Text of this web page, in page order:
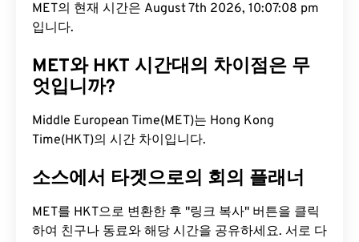
MET의 현재 시간은 August 7th 2026, 10:07:09 pm
입니다.
MET와 HKT 시간대의 차이점은 무
엇입니까?
Middle European Time(MET)는 Hong Kong
Time(HKT)의 시간 차이입니다.
소스에서 타겟으로의 회의 플래너
MET를 HKT으로 변환한 후 "링크 복사" 버튼을 클릭
하여 친구나 동료와 해당 시간을 공유하세요. 서로 다